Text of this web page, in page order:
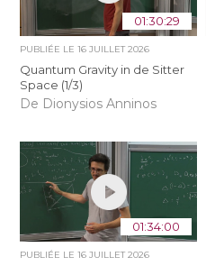
01:30:29
PUBLIÉE LE16 JUILLET 2026
Quantum Gravity in de Sitter
Space (1/3)
De Dionysios Anninos
01:34:00
PUBLIÉE LE16 JUILLET 2026